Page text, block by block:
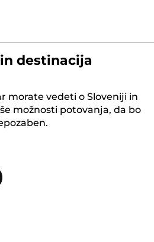
destinacija
morate vedeti o Sloveniji in
možnosti potovanja, da bo